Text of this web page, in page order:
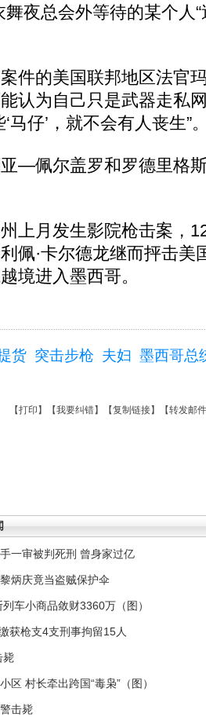
夜总会外等待的某个人
的美国联邦地区法官玛
认为自己只是武器走私
马仔’，就不会有人丧生”
佩尔盖罗和罗德里格
月发生影院枪击案，
佩·卡尔德龙继而抨击美
境进入墨西哥。
货 突击步枪 夫妇 墨西哥总
【打印 】【我要纠错】【复制链接】【转发邮件
一审被判死刑 曾身家过亿
炳庆竟当盗贼保护伞
车小商品敛财3360万（图）
获枪支4支刑事拘留15人
毙
区 村长牵出跨国“毒枭”（图）
击毙